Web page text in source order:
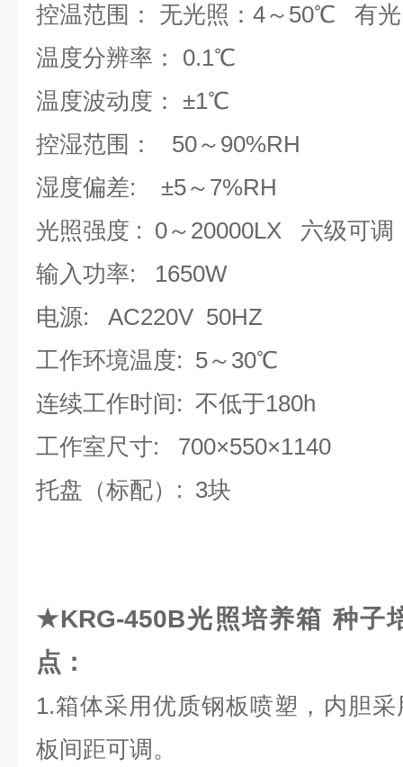
控温范围：
无光照：4～50℃ 有
温度分辨率：
0.1℃
温度波动度： ±1℃
控湿范围： 50～90%RH
湿度偏差: ±5～7%RH
光照强度 : 0～20000LX 六级可调
输入功率: 1650W
电源:
AC220V 50HZ
工作环境温度: 5～30℃
连续工作时间: 不低于180h
工作室尺寸: 700×550×1140
托盘（标配）: 3块
★KRG-450B光照培养箱 种子
点：
1.箱体采用优质钢板喷塑，内胆
板间距可调。